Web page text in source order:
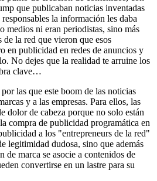
que publicaban noticias inventadas
la información les daba
medios ni eran periodistas, sino más
la red que vieron que esos
en publicidad en redes de anuncios y
No dejes que la realidad te arruine los
clave…
las que este boom de las noticias
y a las empresas. Para ellos, las
dolor de cabeza porque no solo están
compra de publicidad programática en
a los "entrepreneurs de la red"
legitimidad dudosa, sino que además
de marca se asocie a contenidos de
convertirse en un lastre para su